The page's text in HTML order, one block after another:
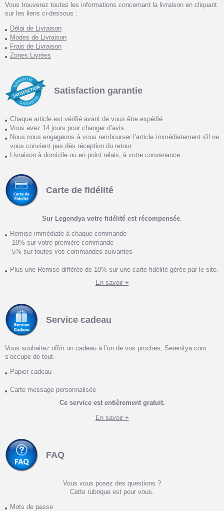
Vous trouverez toutes les informations concernant la livraison en cliquant
sur les liens ci-dessous :
Délai de Livraison
Modes de Livraison
Frais de Livraison
Zones Livrées
Satisfaction garantie
Chaque article est vérifié avant de vous être expédié
Vous avez 14 jours pour changer d’avis.
Nous nous engageons à vous rembourser l’article immédiatement s'il ne
vous convient pas dès réception du retour.
Livraison à domicile ou en point relais, à votre convenance.
Carte de fidélité
Sur Legendya votre fidélité est récompensée
Remise immédiate à chaque commande
-10% sur votre première commande
-5% sur toutes vos commandes suivantes
Plus une Remise différée de 10% sur une carte fidélité gérée par le site.
En savoir +
Service cadeau
Vous souhaitez offrir un cadeau à l’un de vos proches, Serenitya.com
s’occupe de tout.
Papier cadeau
Carte message personnalisée
Ce service est entièrement gratuit.
En savoir +
FAQ
Vous vous posez des questions ?
Cette rubrique est pour vous.
Mots de passe